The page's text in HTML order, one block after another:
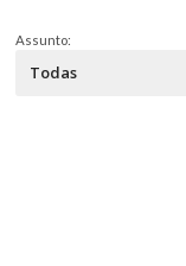
Assunto: